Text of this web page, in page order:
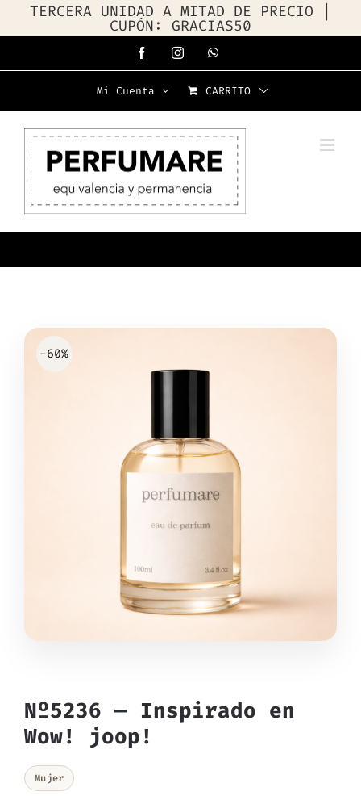
TERCERA UNIDAD A MITAD DE PRECIO |
CUPÓN: GRACIAS50
al
FacebookInstagramWhatsApp
Mi Cuenta CARRITO
-60%
Nº5236 — Inspirado en
Wow! joop!
Mujer